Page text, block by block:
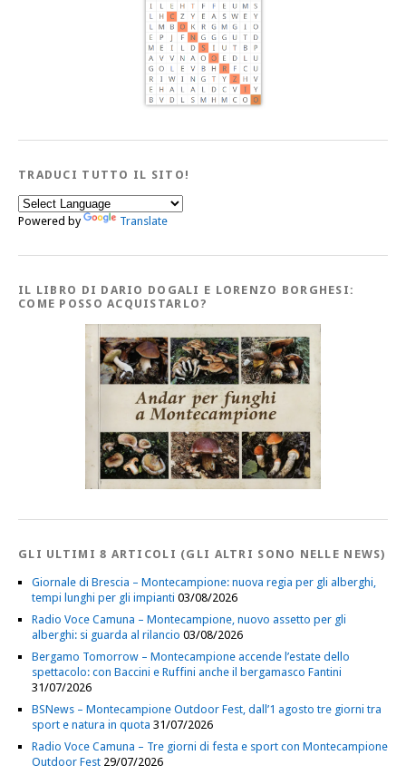
TRADUCI TUTTO IL SITO!
Powered by Translate
IL LIBRO DI DARIO DOGALI E LORENZO BORGHESI:
COME POSSO ACQUISTARLO?
GLI ULTIMI 8 ARTICOLI (GLI ALTRI SONO NELLE NEWS)
Giornale di Brescia – Montecampione: nuova regia per gli alberghi,
tempi lunghi per gli impianti 03/08/2026
Radio Voce Camuna – Montecampione, nuovo assetto per gli
alberghi: si guarda al rilancio 03/08/2026
Bergamo Tomorrow – Montecampione accende l’estate dello
spettacolo: con Baccini e Ruffini anche il bergamasco Fantini
31/07/2026
BSNews – Montecampione Outdoor Fest, dall’1 agosto tre giorni tra
sport e natura in quota 31/07/2026
Radio Voce Camuna – Tre giorni di festa e sport con Montecampione
Outdoor Fest 29/07/2026